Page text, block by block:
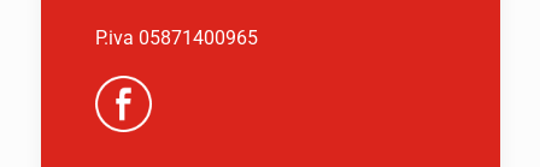
P.iva 05871400965